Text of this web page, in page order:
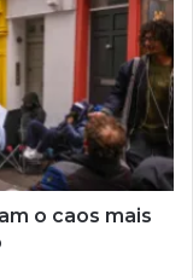
o caos mais